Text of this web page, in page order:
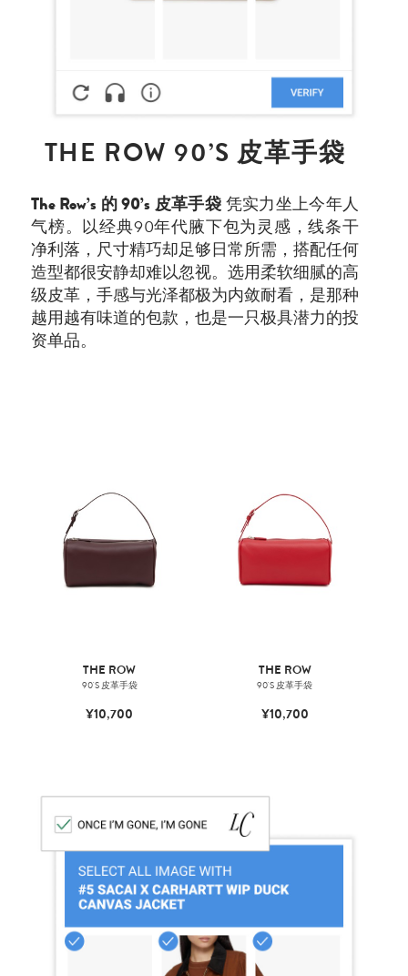
THE ROW 90’S 皮革手袋
The Row’s 的 90’s 皮革手袋凭实力坐上今年人
气榜。以经典90年代腋下包为灵感，线条干
净利落，尺寸精巧却足够日常所需，搭配任何
造型都很安静却难以忽视。选用柔软细腻的高
级皮革，手感与光泽都极为内敛耐看，是那种
越用越有味道的包款，也是一只极具潜力的投
资单品。
THE ROW
90'S 皮革手袋
¥10,700
THE ROW
90'S 皮革手袋
¥10,700